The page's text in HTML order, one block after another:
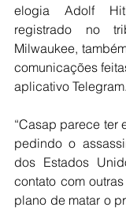
elogia Adolf
registrado no
Milwaukee,
comunicações
aplicativo Telegram.
“Casap parece ter
pedindo o
dos Estados
contato com
plano de matar o